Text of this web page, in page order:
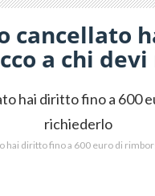
cancellato
a chi
hai diritto fino a 600 euro di